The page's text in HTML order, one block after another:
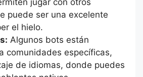
puede ser una excelente
el hielo.
Algunos bots están
comunidades específicas,
de idiomas, donde puedes